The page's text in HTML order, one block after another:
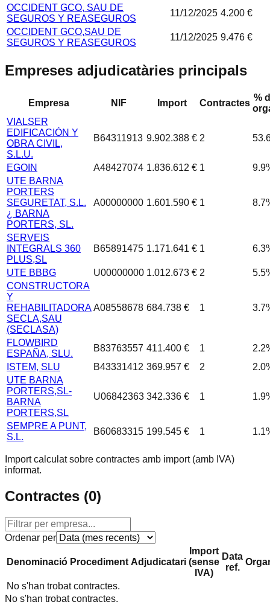
OCCIDENT GCO, SAU DE
SEGUROS Y REASEGUROS
11/12/2025 4.200 €
OCCIDENT GCO,SAU DE
SEGUROS Y REASEGUROS
11/12/2025 9.476 €
Empreses adjudicatàries principals
Empresa NIF Import Contractes
%
VIALSER
EDIFICACIÓN Y
OBRA CIVIL,
S.L.U.
B64311913 9.902.388 € 2
EGOIN A48427074 1.836.612 € 1 9.9
UTE BARNA
PORTERS
SEGURETAT, S.L.
¿ BARNA
PORTERS, SL.
A00000000 1.601.590 € 1 8.7
SERVEIS
INTEGRALS 360
PLUS,SL
B65891475 1.171.641 € 1 6.3
UTE BBBG U00000000 1.012.673 € 2 5.5
CONSTRUCTORA
Y
REHABILITADORA
SECLA,SAU
(SECLASA)
A08558678 684.738 € 1 3.7
FLOWBIRD
ESPAÑA, SLU.
B83763557 411.400 € 1 2.2
ISTEM, SLU
B43331412 369.957 € 2 2.0
UTE BARNA
PORTERS,SL-
BARNA
PORTERS,SL
U06842363 342.336 € 1 1.9
SEMPRE A PUNT,
S.L.
B60683315 199.545 € 1 1.1
Import calculat sobre contractes amb import (amb IVA)
informat.
Contractes (0)
Ordenar per
Denominació Procediment Adjudicatari
Import
(sense
IVA)
Data
ref.
No s'han trobat contractes.
No s'han trobat contractes.